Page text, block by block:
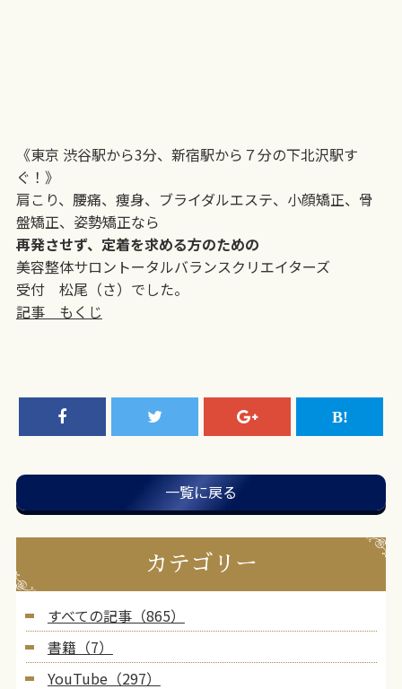
《東京 渋谷駅から3分、新宿駅から７分の下北沢駅す
ぐ！》
肩こり、腰痛、痩身、ブライダルエステ、小顔矯正、骨
盤矯正、姿勢矯正なら
再発させず、定着を求める方のための
美容整体サロントータルバランスクリエイターズ
受付 松尾（さ）でした。
記事 もくじ
一覧に戻る
カテゴリー
すべての記事（865）
書籍（7）
YouTube（297）